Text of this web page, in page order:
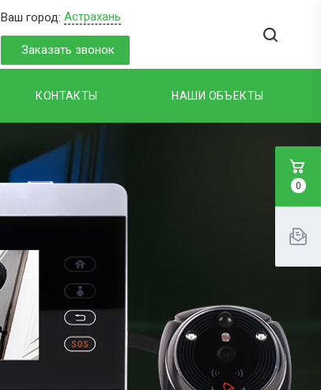
Ваш город: Астрахань
Заказать звонок
КОНТАКТЫ НАШИ ОБЪЕКТЫ
0